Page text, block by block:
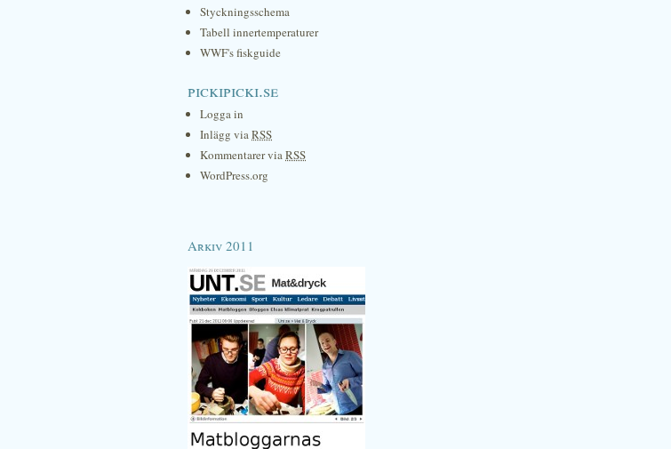
Styckningsschema
Tabell innertemperaturer
WWF's fiskguide
pickipicki.se
Logga in
Inlägg viaRSS
Kommentarer viaRSS
WordPress.org
Arkiv 2011